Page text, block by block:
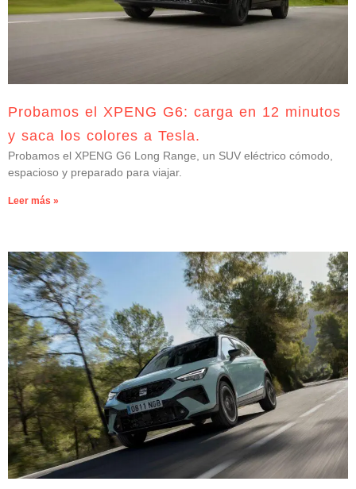
Probamos el XPENG G6: carga en 12 minutos
y saca los colores a Tesla.
Probamos el XPENG G6 Long Range, un SUV eléctrico cómodo,
espacioso y preparado para viajar.
Leer más »